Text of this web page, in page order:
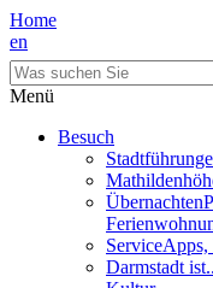
Home
en
Menü
Besuch
Übernachten
ServiceApps,
Darmstadt